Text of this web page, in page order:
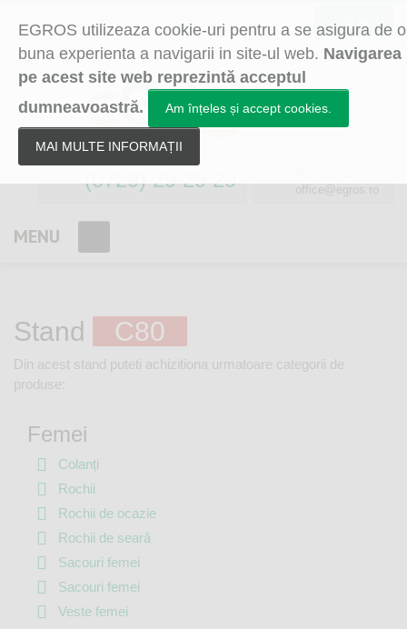
EGROS utilizeaza cookie-uri pentru a se asigura de o
buna experienta a navigarii in site-ul web. Navigarea
pe acest site web reprezintă acceptul
dumneavoastră.
Am înțeles și accept cookies.
MAI MULTE INFORMAȚII
0 itemi
office@egros.ro
(0729) 29 29 29
MENU
Stand C80
Din acest stand puteti achizitiona urmatoare categorii de
produse:
Femei
Colanți
Rochii
Rochii de ocazie
Rochii de seară
Sacouri femei
Sacouri femei
Veste femei